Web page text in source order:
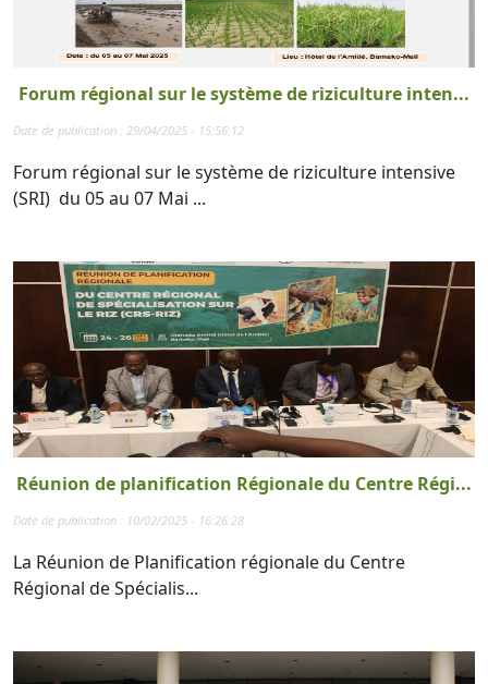
Forum régional sur le système de riziculture inten...
Date de publication : 29/04/2025 - 15:56:12
Forum régional sur le système de riziculture intensive
(SRI) du 05 au 07 Mai ...
Réunion de planification Régionale du Centre Régi...
Date de publication : 10/02/2025 - 16:26:28
La Réunion de Planification régionale du Centre
Régional de Spécialis...